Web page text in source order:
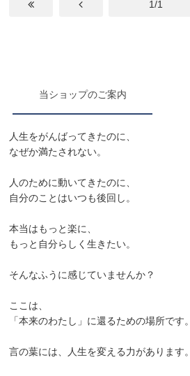
1/1
当ショップのご案内
人生をがんばってきたのに、
なぜか満たされない。
人のために動いてきたのに、
自分のことはいつも後回し。
本当はもっと楽に、
もっと自分らしく生きたい。
そんなふうに感じていませんか？
ここは、
「本来のわたし」に還るための場所です。
言の葉には、人生を変える力があります。